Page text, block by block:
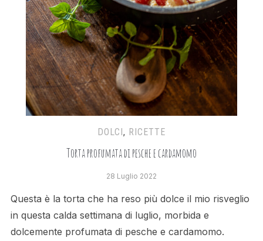
DOLCI, RICETTE
Torta profumata di pesche e cardamomo
28 Luglio 2022
Questa è la torta che ha reso più dolce il mio risveglio
in questa calda settimana di luglio, morbida e
dolcemente profumata di pesche e cardamomo.